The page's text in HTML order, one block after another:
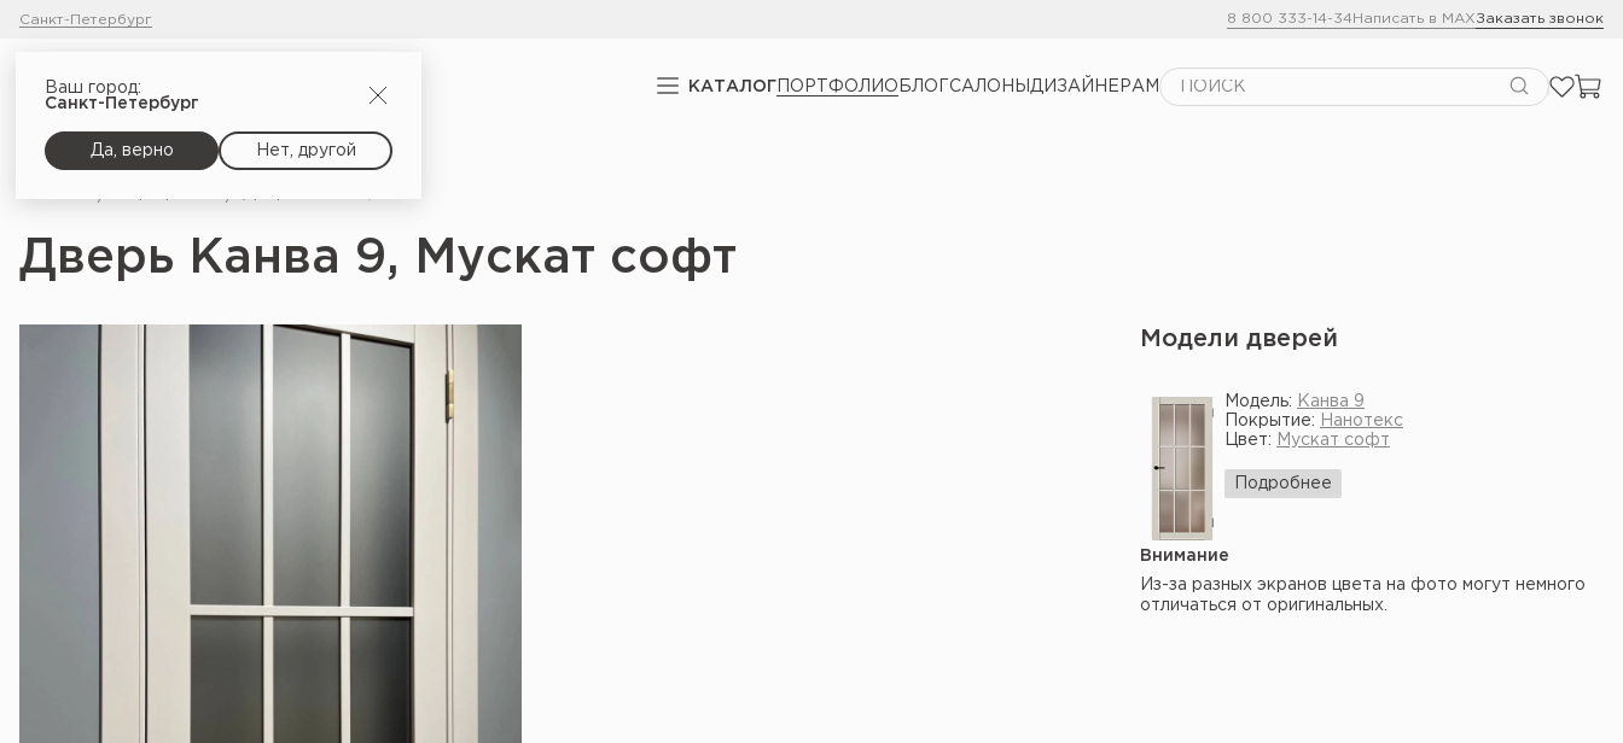
Санкт-Петербург 8 800 333-14-34Написать в MAXЗаказать звонок
КАТАЛОГ ПОРТФОЛИО БЛОГСАЛОНЫ ДИЗАЙНЕРАМ
Ваш город:
Санкт-Петербург
Да, верно Нет, другой
Дверь Канва 9, Мускат софт
Модели дверей
Модель:
Канва 9
Покрытие:
Нанотекс
Цвет:
Мускат софт
Подробнее
Внимание
Из-за разных экранов цвета на фото могут немного
отличаться от оригинальных.